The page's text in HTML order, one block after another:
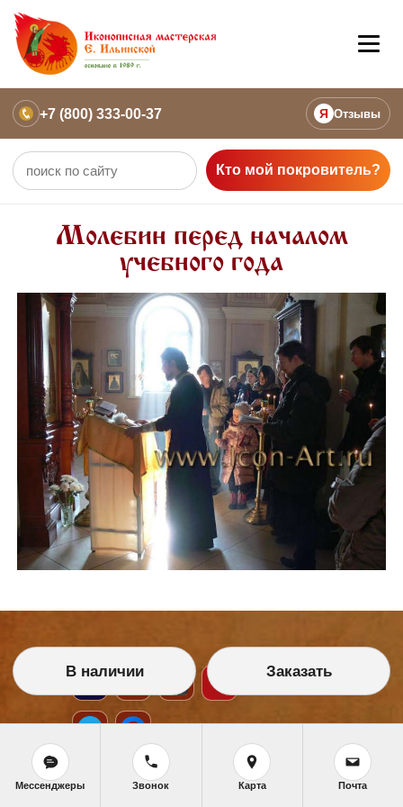
+7 (800) 333-00-37 Я Отзывы
Кто мой покровитель?
Молебин перед началом
учебного года
В наличии Заказать
Мессенджеры Звонок Карта Почта